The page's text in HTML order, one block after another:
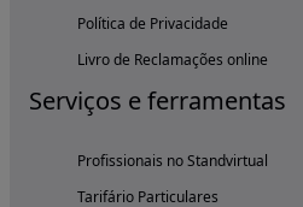
Política de Privacidade
Livro de Reclamações online
Serviços e ferramentas
Profissionais no Standvirtual
Tarifário Particulares